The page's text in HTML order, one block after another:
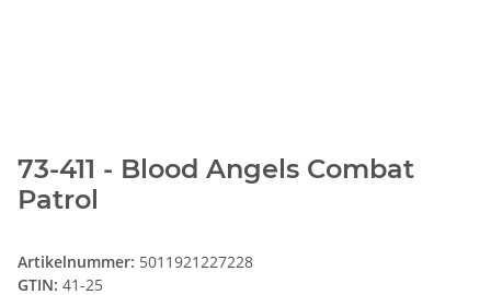
73-411 - Blood Angels Combat
Patrol
Artikelnummer: 5011921227228
GTIN: 41-25